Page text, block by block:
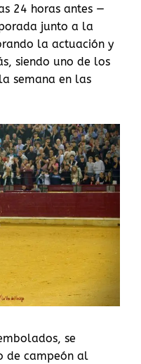
24 horas antes —
junto a la
la actuación y
siendo uno de los
semana en las
se
de campeón al